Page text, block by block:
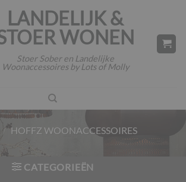
LANDELIJK &
WONEN
Stoer Sober en Landelijke
Woonaccessoires by Lots of Molly
/ HOFFZ WOONACCESSOIRES
CATEGORIEËN